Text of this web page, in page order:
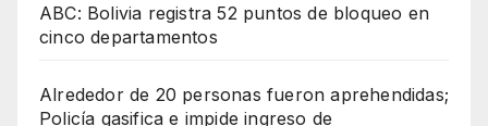
ABC: Bolivia registra 52 puntos de bloqueo en
cinco departamentos
Alrededor de 20 personas fueron aprehendidas;
Policía gasifica e impide ingreso de